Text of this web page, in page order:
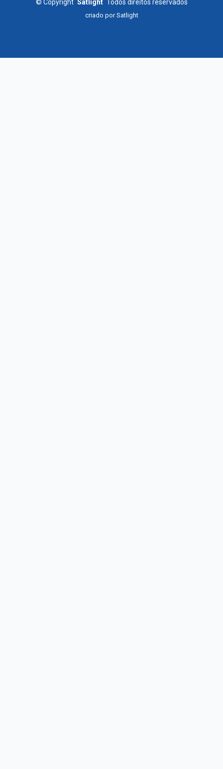
© Copyright Satlight Todos direitos reservados
criado porSatlight